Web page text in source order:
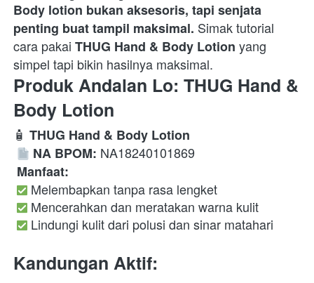
Body lotion bukan aksesoris, tapi senjata
penting buat tampil maksimal. Simak tutorial
cara pakai THUG Hand & Body Lotion yang
simpel tapi bikin hasilnya maksimal.
Produk Andalan Lo: THUG Hand &
Body Lotion
🧴 THUG Hand & Body Lotion
NA BPOM: NA18240101869
Manfaat:
Melembapkan tanpa rasa lengket
Mencerahkan dan meratakan warna kulit
Lindungi kulit dari polusi dan sinar matahari
Kandungan Aktif: